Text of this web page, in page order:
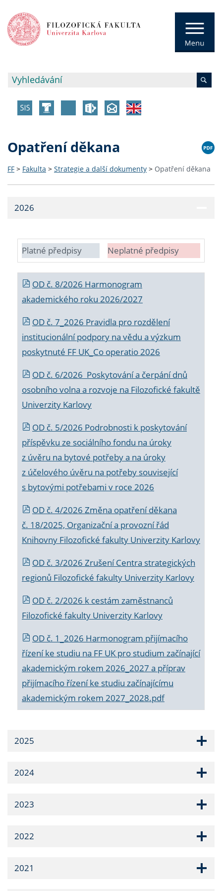
Opatření děkana
FF > Fakulta > Strategie a další dokumenty > Opatření děkana
2026
Platné předpisy Neplatné předpisy
OD č. 8/2026 Harmonogram
akademického roku 2026/2027
OD č. 7_2026 Pravidla pro rozdělení
institucionální podpory na vědu a výzkum
poskytnuté FF UK_Co operatio 2026
OD č. 6/2026 Poskytování a čerpání dnů
osobního volna a rozvoje na Filozofické fakultě
Univerzity Karlovy
OD č. 5/2026 Podrobnosti k poskytování
příspěvku ze sociálního fondu na úroky
z úvěru na bytové potřeby a na úroky
z účelového úvěru na potřeby související
s bytovými potřebami v roce 2026
OD č. 4/2026 Změna opatření děkana
č. 18/2025, Organizační a provozní řád
Knihovny Filozofické fakulty Univerzity Karlovy
OD č. 3/2026 Zrušení Centra strategických
regionů Filozofické fakulty Univerzity Karlovy
OD č. 2/2026 k cestám zaměstnanců
Filozofické fakulty Univerzity Karlovy
OD č. 1_2026 Harmonogram přijímacího
řízení ke studiu na FF UK pro studium začínající
akademickým rokem 2026_2027 a příprav
přijímacího řízení ke studiu začínajícímu
akademickým rokem 2027_2028.pdf
2025
2024
2023
2022
2021